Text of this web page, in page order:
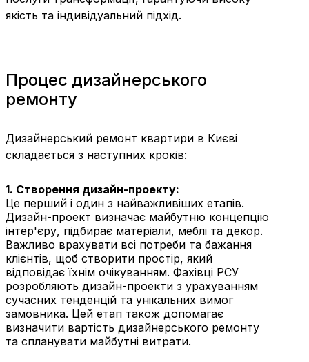
якість та індивідуальний підхід.
Процес дизайнерського
ремонту
Дизайнерський ремонт квартири в Києві
складається з наступних кроків:
1. Створення дизайн-проекту:
Це перший і один з найважливіших етапів.
Дизайн-проект визначає майбутню концепцію
інтер'єру, підбирає матеріали, меблі та декор.
Важливо врахувати всі потреби та бажання
клієнтів, щоб створити простір, який
відповідає їхнім очікуванням. Фахівці РСУ
розробляють дизайн-проекти з урахуванням
сучасних тенденцій та унікальних вимог
замовника. Цей етап також допомагає
визначити вартість дизайнерського ремонту
та спланувати майбутні витрати.